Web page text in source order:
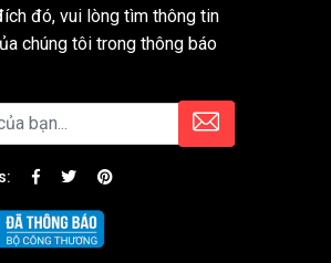
đó, vui lòng tìm thông tin
chúng tôi trong thông báo